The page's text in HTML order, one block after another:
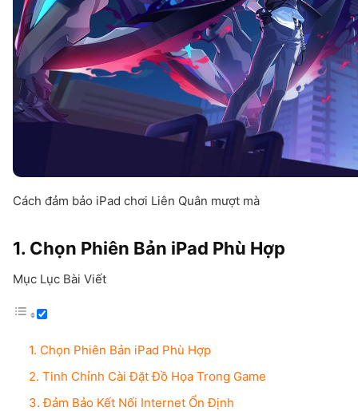
Cách đảm bảo iPad chơi Liên Quân mượt mà
1. Chọn Phiên Bản iPad Phù Hợp
Mục Lục Bài Viết
1. Chọn Phiên Bản iPad Phù Hợp
2. Tinh Chỉnh Cài Đặt Đồ Họa Trong Game
3. Đảm Bảo Kết Nối Internet Ổn Định